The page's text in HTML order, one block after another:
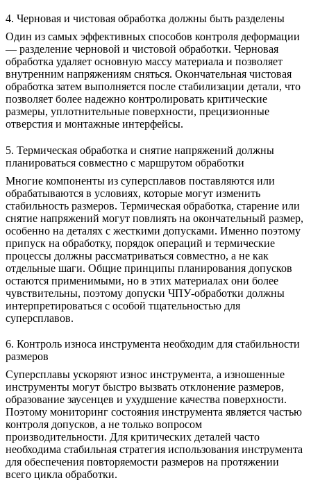
4. Черновая и чистовая обработка должны быть разделены
Один из самых эффективных способов контроля деформации
— разделение черновой и чистовой обработки. Черновая
обработка удаляет основную массу материала и позволяет
внутренним напряжениям сняться. Окончательная чистовая
обработка затем выполняется после стабилизации детали, что
позволяет более надежно контролировать критические
размеры, уплотнительные поверхности, прецизионные
отверстия и монтажные интерфейсы.
5. Термическая обработка и снятие напряжений должны
планироваться совместно с маршрутом обработки
Многие компоненты из суперсплавов поставляются или
обрабатываются в условиях, которые могут изменить
стабильность размеров. Термическая обработка, старение или
снятие напряжений могут повлиять на окончательный размер,
особенно на деталях с жесткими допусками. Именно поэтому
припуск на обработку, порядок операций и термические
процессы должны рассматриваться совместно, а не как
отдельные шаги. Общие принципы планирования допусков
остаются применимыми, но в этих материалах они более
чувствительны, поэтому допуски ЧПУ-обработки должны
интерпретироваться с особой тщательностью для
суперсплавов.
6. Контроль износа инструмента необходим для стабильности
размеров
Суперсплавы ускоряют износ инструмента, а изношенные
инструменты могут быстро вызвать отклонение размеров,
образование заусенцев и ухудшение качества поверхности.
Поэтому мониторинг состояния инструмента является частью
контроля допусков, а не только вопросом
производительности. Для критических деталей часто
необходима стабильная стратегия использования инструмента
для обеспечения повторяемости размеров на протяжении
всего цикла обработки.